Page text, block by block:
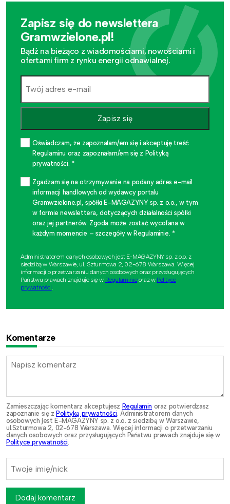
Zapisz się do newslettera
Gramwzielone.pl!
Bądź na bieżąco z wiadomościami, nowościami i
ofertami firm z rynku energii odnawialnej.
Zapisz się
Oświadczam, że zapoznałam/em się i akceptuję treść
Regulaminu oraz zapoznałam/em się z Polityką
prywatności. *
Zgadzam się na otrzymywanie na podany adres e-mail
informacji handlowych od wydawcy portalu
Gramwzielone.pl, spółki E-MAGAZYNY sp. z o.o., w tym
w formie newslettera, dotyczących działalności spółki
oraz jej partnerów. Zgoda może zostać wycofana w
każdym momencie – szczegóły w Regulaminie. *
Administratorem danych osobowych jest E-MAGAZYNY sp. z o.o. z
siedzibą w Warszawie, ul. Szturmowa 2, 02-678 Warszawa. Więcej
informacji o przetwarzaniu danych osobowych oraz przysługujących
Państwu prawach znajduje się w Regulaminieoraz w Polityce
prywatności
Komentarze
Zamieszczając komentarz akceptujesz Regulamin oraz potwierdzasz
zapoznanie się z Polityką prywatności. Administratorem danych
osobowych jest E-MAGAZYNY sp. z o.o. z siedzibą w Warszawie,
ul.Szturmowa 2, 02-678 Warszawa. Więcej informacji o przetwarzaniu
danych osobowych oraz przysługujących Państwu prawach znajduje się w
Polityce prywatności.
Dodaj komentarz